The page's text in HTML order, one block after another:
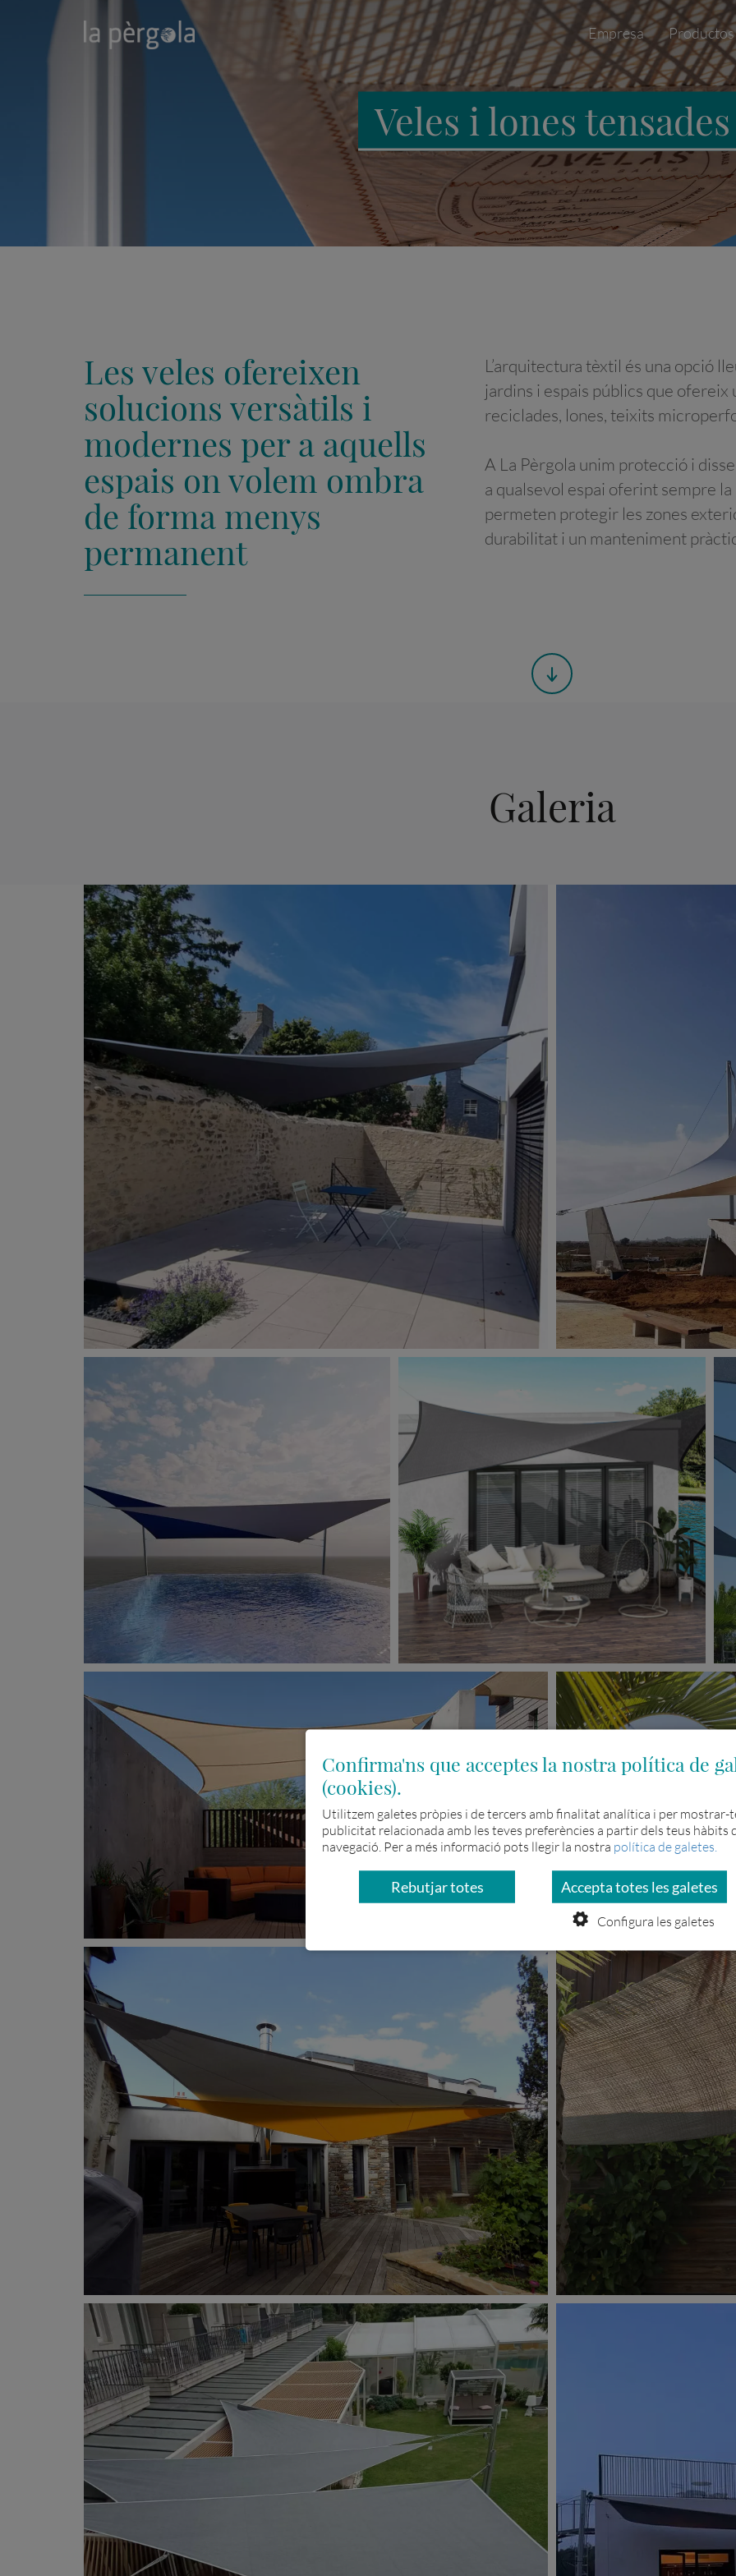
Empresa Productos
Veles i lones tensades
Les veles ofereixen
solucions versàtils i
modernes per a aquells
espais on volem ombra
de forma menys
permanent
L’arquitectura tèxtil és una opció
jardins i espais públics que ofereix
reciclades, lones, teixits
A La Pèrgola unim protecció i
a qualsevol espai oferint sempre
permeten protegir les zones
durabilitat i un manteniment
3
Galeria
Confirma'ns que acceptes la nostra política de
(cookies).
Utilitzem galetes pròpies i de tercers amb finalitat analítica i per mostrar-
publicitat relacionada amb les teves preferències a partir dels teus hàbits
navegació. Per a més informació pots llegir la nostra política de galetes.
Rebutjar totes Accepta totes les galetes
Configura les galetes